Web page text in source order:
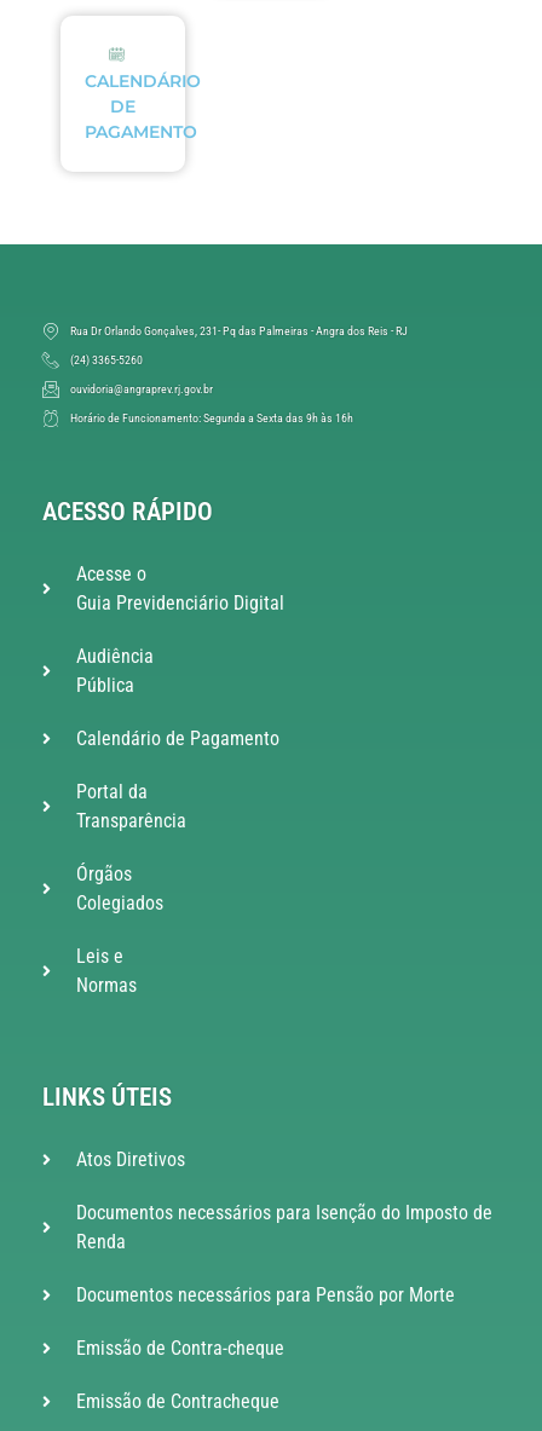
CALENDÁRIO
DE
PAGAMENTO
Rua Dr Orlando Gonçalves, 231- Pq das Palmeiras - Angra dos Reis - RJ
(24) 3365-5260
ouvidoria@angraprev.rj.gov.br
Horário de Funcionamento: Segunda a Sexta das 9h às 16h
ACESSO RÁPIDO
Acesse o
Guia Previdenciário Digital
Audiência
Pública
Calendário de Pagamento
Portal da
Transparência
Órgãos
Colegiados
Leis e
Normas
LINKS ÚTEIS
Atos Diretivos
Documentos necessários para Isenção do Imposto de
Renda
Documentos necessários para Pensão por Morte
Emissão de Contra-cheque
Emissão de Contracheque